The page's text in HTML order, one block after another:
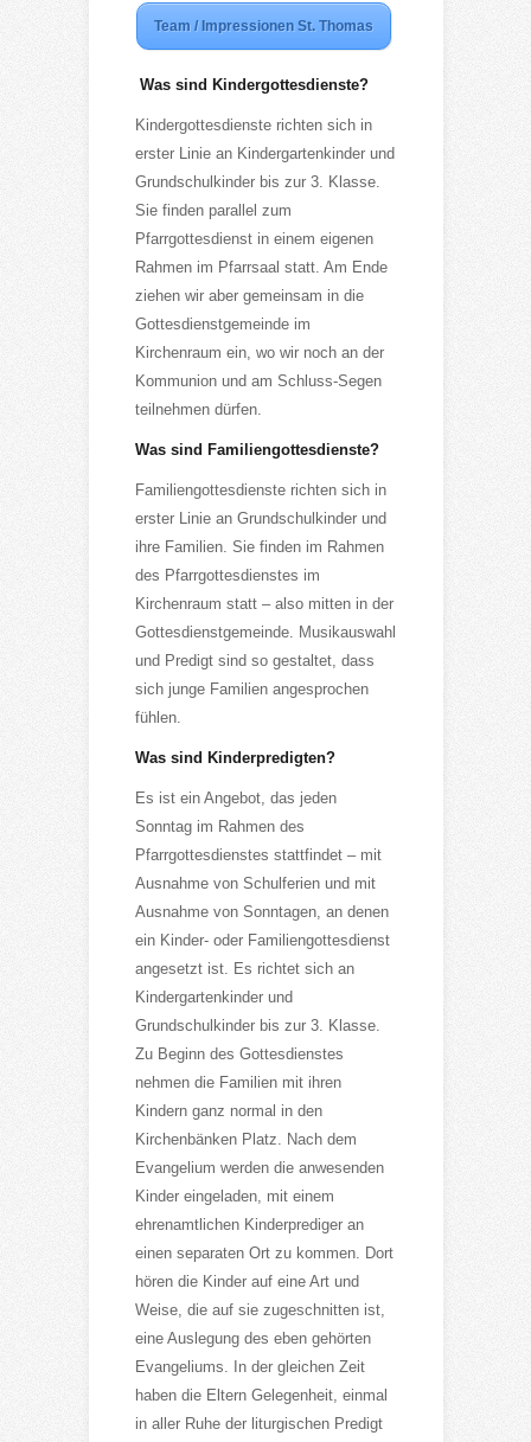
Team / Impressionen St. Thomas
Was sind Kindergottesdienste?
Kindergottesdienste richten sich in
erster Linie an Kindergartenkinder und
Grundschulkinder bis zur 3. Klasse.
Sie finden parallel zum
Pfarrgottesdienst in einem eigenen
Rahmen im Pfarrsaal statt. Am Ende
ziehen wir aber gemeinsam in die
Gottesdienstgemeinde im
Kirchenraum ein, wo wir noch an der
Kommunion und am Schluss-Segen
teilnehmen dürfen.
Was sind Familiengottesdienste?
Familiengottesdienste richten sich in
erster Linie an Grundschulkinder und
ihre Familien. Sie finden im Rahmen
des Pfarrgottesdienstes im
Kirchenraum statt – also mitten in der
Gottesdienstgemeinde. Musikauswahl
und Predigt sind so gestaltet, dass
sich junge Familien angesprochen
fühlen.
Was sind Kinderpredigten?
Es ist ein Angebot, das jeden
Sonntag im Rahmen des
Pfarrgottesdienstes stattfindet – mit
Ausnahme von Schulferien und mit
Ausnahme von Sonntagen, an denen
ein Kinder- oder Familiengottesdienst
angesetzt ist. Es richtet sich an
Kindergartenkinder und
Grundschulkinder bis zur 3. Klasse.
Zu Beginn des Gottesdienstes
nehmen die Familien mit ihren
Kindern ganz normal in den
Kirchenbänken Platz. Nach dem
Evangelium werden die anwesenden
Kinder eingeladen, mit einem
ehrenamtlichen Kinderprediger an
einen separaten Ort zu kommen. Dort
hören die Kinder auf eine Art und
Weise, die auf sie zugeschnitten ist,
eine Auslegung des eben gehörten
Evangeliums. In der gleichen Zeit
haben die Eltern Gelegenheit, einmal
in aller Ruhe der liturgischen Predigt